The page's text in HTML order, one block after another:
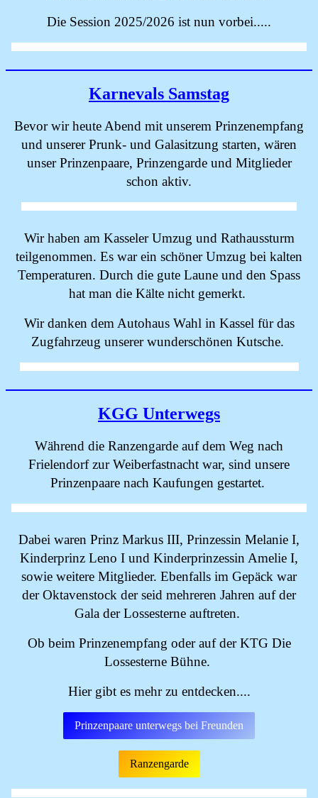
Die Session 2025/2026 ist nun vorbei.....
Karnevals Samstag
Bevor wir heute Abend mit unserem Prinzenempfang
und unserer Prunk- und Galasitzung starten, wären
unser Prinzenpaare, Prinzengarde und Mitglieder
schon aktiv.
Wir haben am Kasseler Umzug und Rathaussturm
teilgenommen. Es war ein schöner Umzug bei kalten
Temperaturen. Durch die gute Laune und den Spass
hat man die Kälte nicht gemerkt.
Wir danken dem Autohaus Wahl in Kassel für das
Zugfahrzeug unserer wunderschönen Kutsche.
KGG Unterwegs
Während die Ranzengarde auf dem Weg nach
Frielendorf zur Weiberfastnacht war, sind unsere
Prinzenpaare nach Kaufungen gestartet.
Dabei waren Prinz Markus III, Prinzessin Melanie I,
Kinderprinz Leno I und Kinderprinzessin Amelie I,
sowie weitere Mitglieder. Ebenfalls im Gepäck war
der Oktavenstock der seid mehreren Jahren auf der
Gala der Lossesterne auftreten.
Ob beim Prinzenempfang oder auf der KTG Die
Lossesterne Bühne.
Hier gibt es mehr zu entdecken....
Prinzenpaare unterwegs bei Freunden
Ranzengarde